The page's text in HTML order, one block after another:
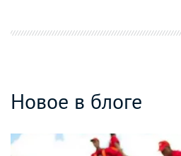
Новое в блоге